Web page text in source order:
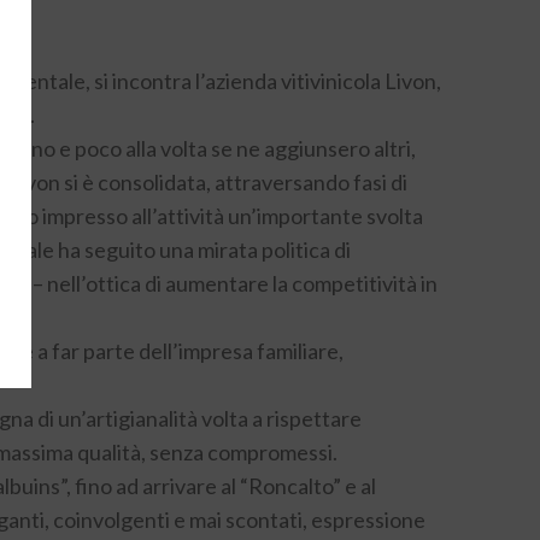
si incontra l’azienda vitivinicola Livon,
e poco alla volta se ne aggiunsero altri,
si è consolidata, attraversando fasi di
impresso all’attività un’importante svolta
ha seguito una mirata politica di
– nell’ottica di aumentare la competitività in
a far parte dell’impresa familiare,
di un’artigianalità volta a rispettare
qualità, senza compromessi.
fino ad arrivare al “Roncalto” e al
coinvolgenti e mai scontati, espressione